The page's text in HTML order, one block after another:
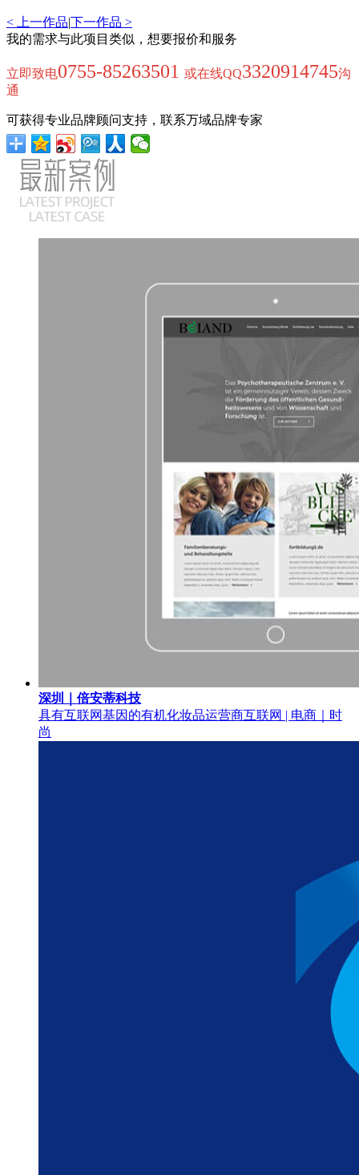
< 上一作品|下一作品 >
我的需求与此项目类似，想要报价和服务
立即致电0755-85263501 或在线QQ3320914745沟
通
可获得专业品牌顾问支持，联系万域品牌专家
深圳｜倍安蒂科技
具有互联网基因的有机化妆品运营商互联网 | 电商｜时
尚